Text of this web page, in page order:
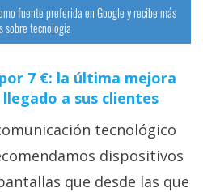
fuente preferida en Google y recibe más
sobre tecnología
7 €: la última mejora
a sus clientes
tecnológico
dispositivos
que desde las que